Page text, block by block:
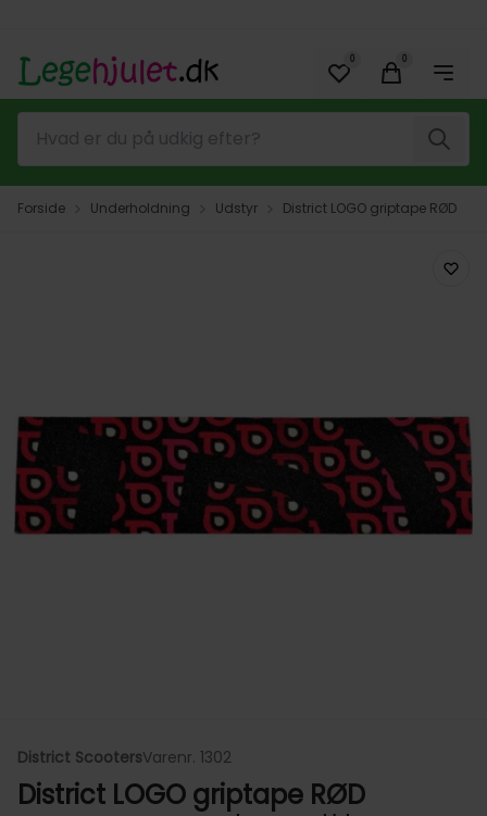
Søg
0 0
Forside Underholdning Udstyr District LOGO griptape RØD
District ScootersVarenr. 1302
District LOGO griptape RØD